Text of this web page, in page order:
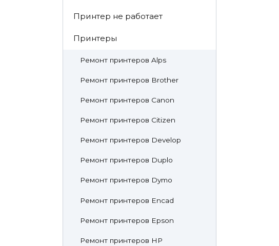
Принтер не работает
Принтеры
Ремонт принтеров Alps
Ремонт принтеров Brother
Ремонт принтеров Canon
Ремонт принтеров Citizen
Ремонт принтеров Develop
Ремонт принтеров Duplo
Ремонт принтеров Dymo
Ремонт принтеров Encad
Ремонт принтеров Epson
Ремонт принтеров HP